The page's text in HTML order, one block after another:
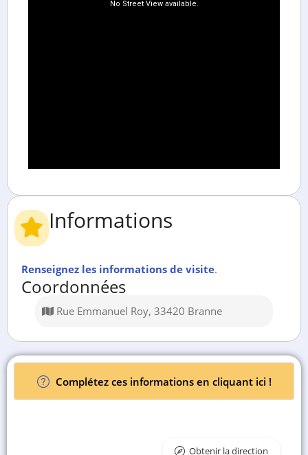
Informations
Renseignez les informations de visite.
Coordonnées
Rue Emmanuel Roy, 33420 Branne
Complétez ces informations en cliquant ici !
Obtenir la direction